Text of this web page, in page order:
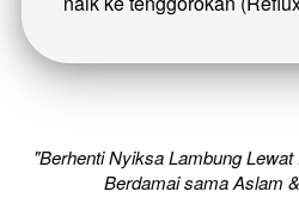
Berdamai sama Aslam